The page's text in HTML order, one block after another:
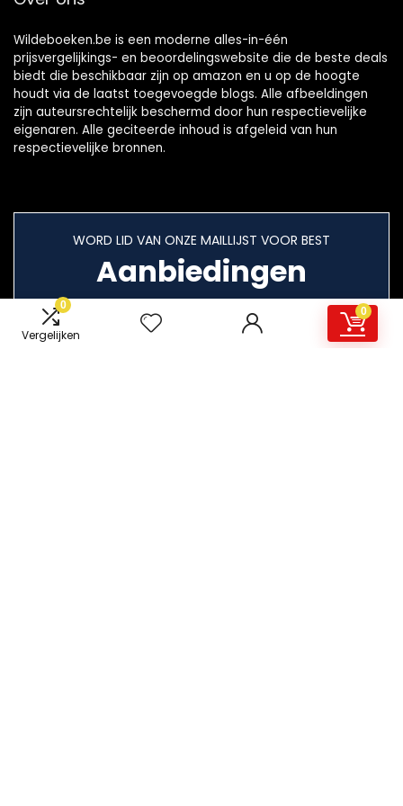
0
Vergelijken
0
Wildeboeken.be is een moderne alles-in-één
prijsvergelijkings- en beoordelingswebsite die de beste deals
biedt die beschikbaar zijn op amazon en u op de hoogte
houdt via de laatst toegevoegde blogs. Alle afbeeldingen
zijn auteursrechtelijk beschermd door hun respectievelijke
eigenaren. Alle geciteerde inhoud is afgeleid van hun
respectievelijke bronnen.
WORD LID VAN ONZE MAILLIJST VOOR BEST
Aanbiedingen